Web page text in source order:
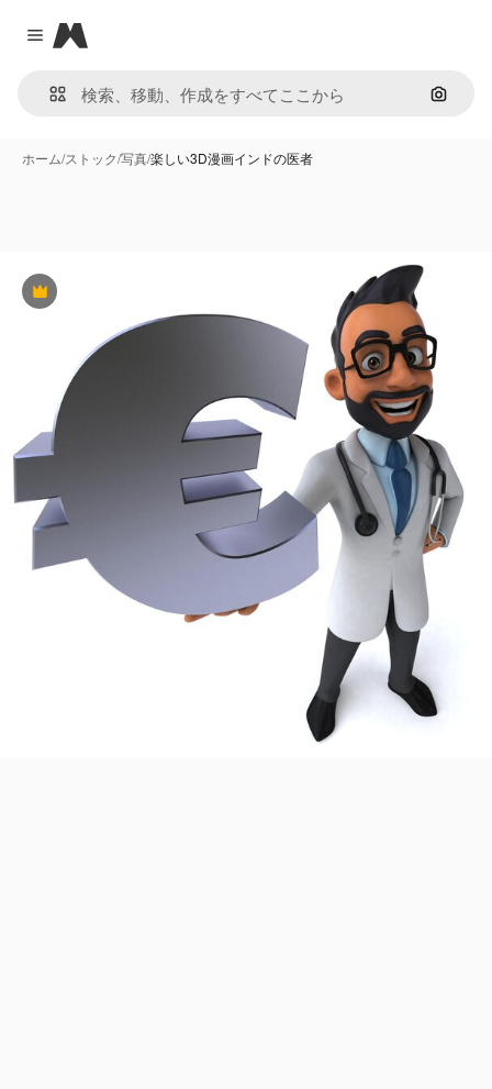
Close menu
Magnific
画像で
ホーム/ストック/写真/楽しい3D漫画インドの医者
Premium